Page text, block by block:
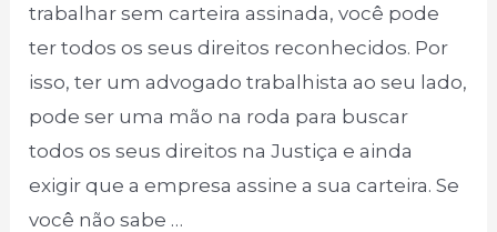
trabalhar sem carteira assinada, você pode
ter todos os seus direitos reconhecidos. Por
isso, ter um advogado trabalhista ao seu lado,
pode ser uma mão na roda para buscar
todos os seus direitos na Justiça e ainda
exigir que a empresa assine a sua carteira. Se
você não sabe …